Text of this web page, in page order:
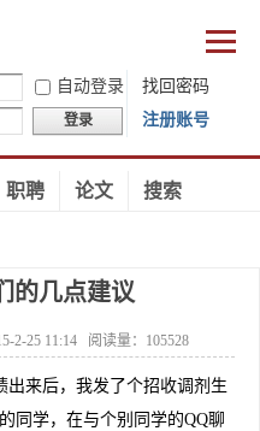
自动登录
找回密码
登录 注册账号
职聘 论文 搜索
的几点建议
2-25 11:14 阅读量： 105528
出来后，我发了个招收调剂生
同学，在与个别同学的QQ聊